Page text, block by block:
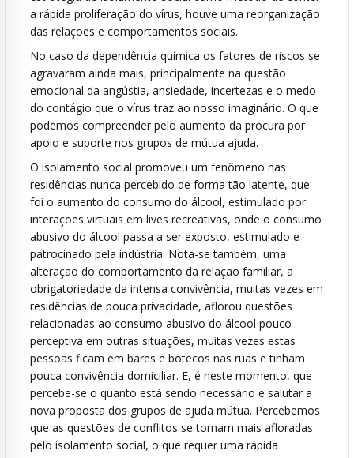
a rápida proliferação do vírus, houve uma reorganização
das relações e comportamentos sociais.
No caso da dependência química os fatores de riscos se
agravaram ainda mais, principalmente na questão
emocional da angústia, ansiedade, incertezas e o medo
do contágio que o vírus traz ao nosso imaginário. O que
podemos compreender pelo aumento da procura por
apoio e suporte nos grupos de mútua ajuda.
O isolamento social promoveu um fenômeno nas
residências nunca percebido de forma tão latente, que
foi o aumento do consumo do álcool, estimulado por
interações virtuais em lives recreativas, onde o consumo
abusivo do álcool passa a ser exposto, estimulado e
patrocinado pela indústria. Nota-se também, uma
alteração do comportamento da relação familiar, a
obrigatoriedade da intensa convivência, muitas vezes em
residências de pouca privacidade, aflorou questões
relacionadas ao consumo abusivo do álcool pouco
perceptiva em outras situações, muitas vezes estas
pessoas ficam em bares e botecos nas ruas e tinham
pouca convivência domiciliar. E, é neste momento, que
percebe-se o quanto está sendo necessário e salutar a
nova proposta dos grupos de ajuda mútua. Percebemos
que as questões de conflitos se tornam mais afloradas
pelo isolamento social, o que requer uma rápida